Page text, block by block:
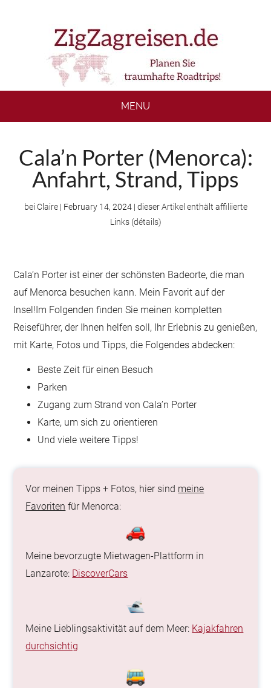
MENU
Cala’n Porter (Menorca):
Anfahrt, Strand, Tipps
bei Claire| February 14, 2024| dieser Artikel enthält affiliierte
Links (détails)
Cala’n Porter ist einer der schönsten Badeorte, die man
auf Menorca besuchen kann. Mein Favorit auf der
Insel!Im Folgenden finden Sie meinen kompletten
Reiseführer, der Ihnen helfen soll, Ihr Erlebnis zu genießen,
mit Karte, Fotos und Tipps, die Folgendes abdecken:
Beste Zeit für einen Besuch
Parken
Zugang zum Strand von Cala’n Porter
Karte, um sich zu orientieren
Und viele weitere Tipps!
Vor meinen Tipps + Fotos, hier sind meine
Favoriten für Menorca:
Meine bevorzugte Mietwagen-Plattform in
Lanzarote: DiscoverCars
Meine Lieblingsaktivität auf dem Meer: Kajakfahren
durchsichtig